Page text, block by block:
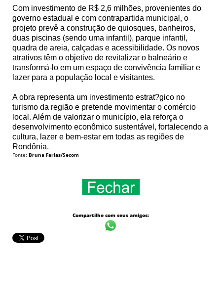
Com investimento de R$ 2,6 milhões, provenientes do
governo estadual e com contrapartida municipal, o
projeto prevê a construção de quiosques, banheiros,
duas piscinas (sendo uma infantil), parque infantil,
quadra de areia, calçadas e acessibilidade. Os novos
atrativos têm o objetivo de revitalizar o balneário e
transformá-lo em um espaço de convivência familiar e
lazer para a população local e visitantes.
A obra representa um investimento estrat?gico no
turismo da região e pretende movimentar o comércio
local. Além de valorizar o município, ela reforça o
desenvolvimento econômico sustentável, fortalecendo a
cultura, lazer e bem-estar em todas as regiões de
Rondônia.
Fonte: Bruna Farias/Secom
Compartilhe com seus amigos: